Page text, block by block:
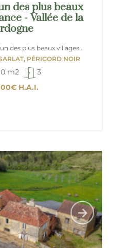
des plus beaux
- Vallée de la
des plus beaux villages...
PÉRIGORD NOIR
m2
3
H.A.I.